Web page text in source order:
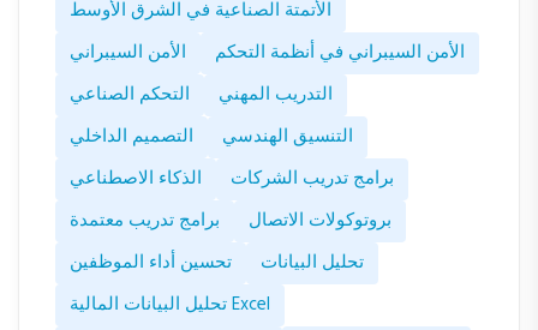
الأتمتة الصناعية في الشرق الأوسط
الأمن السيبراني
الأمن السيبراني في أنظمة التحكم
التحكم الصناعي
التدريب المهني
التصميم الداخلي
التنسيق الهندسي
الذكاء الاصطناعي
برامج تدريب الشركات
برامج تدريب معتمدة
بروتوكولات الاتصال
تحسين أداء الموظفين
تحليل البيانات
تحليل البيانات المالية Excel